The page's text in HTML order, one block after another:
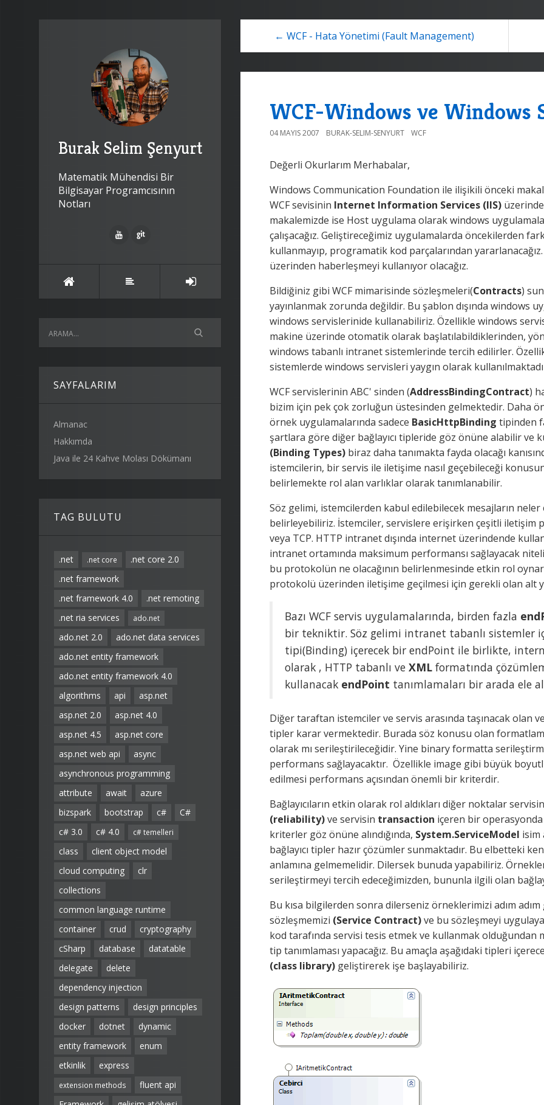
Burak Selim Şenyurt
Matematik Mühendisi Bir
Bilgisayar Programcısının
Notları
SAYFALARIM
Almanac
Hakkımda
Java ile 24 Kahve Molası Dökümanı
TAG BULUTU
.net .net core
.net core 2.0
.net framework
.net framework 4.0
.net remoting
.net ria services
ado.net
ado.net 2.0
ado.net data services
ado.net entity framework
ado.net entity framework 4.0
algorithms
api
asp.net
asp.net 2.0
asp.net 4.0
asp.net 4.5
asp.net core
asp.net web api
async
asynchronous programming
attribute
await
azure
bizspark
bootstrap c#
C#
c# 3.0
c# 4.0 c# temelleri
class
client object model
cloud computing
clr
collections
common language runtime
container
crud
cryptography
cSharp
database
datatable
delegate
delete
dependency injection
design patterns
design principles
docker
dotnet
dynamic
entity framework
enum
etkinlik
express
extension methods
fluent api
← WCF - Hata Yönetimi (Fault Management)
WCF-Windows ve Windows
04 MAYIS 2007 BURAK-SELIM-SENYURT WCF
Değerli Okurlarım Merhabalar,
Windows Communication Foundation ile ilişikili önceki
WCF sevisinin Internet Information Services (IIS)
makalemizde ise Host uygulama olarak windows
çalışacağız. Geliştireceğimiz uygulamalarda öncekilerden
kullanmayıp, programatik kod parçalarından
üzerinden haberleşmeyi kullanıyor olacağız.
Bildiğiniz gibi WCF mimarisinde sözleşmeleri(Contracts)
yayınlanmak zorunda değildir. Bu şablon dışında windows
windows servislerinide kullanabiliriz. Özellikle windows
makine üzerinde otomatik olarak başlatılabildiklerinden,
windows tabanlı intranet sistemlerinde tercih edilirler.
sistemlerde windows servisleri yaygın olarak
WCF servislerinin ABC' sinden (AddressBindingContract)
bizim için pek çok zorluğun üstesinden gelmektedir. Daha
örnek uygulamalarında sadece BasicHttpBinding tipinden
şartlara göre diğer bağlayıcı tipleride göz önüne alabilir ve
(Binding Types) biraz daha tanımakta fayda olacağı
istemcilerin, bir servis ile iletişime nasıl geçebileceği
belirlemekte rol alan varlıklar olarak tanımlanabilir.
Söz gelimi, istemcilerden kabul edilebilecek mesajların neler
belirleyebiliriz. İstemciler, servislere erişirken çeşitli iletişim
veya TCP. HTTP intranet dışında internet üzerindende
intranet ortamında maksimum performansı sağlayacak
bu protokolün ne olacağının belirlenmesinde etkin rol
protokolü üzerinden iletişime geçilmesi için gerekli olan alt
Bazı WCF servis uygulamalarında, birden fazla
bir tekniktir. Söz gelimi intranet tabanlı sistemler
tipi(Binding) içerecek bir endPoint ile birlikte,
olarak , HTTP tabanlı ve XML formatında
kullanacak endPoint tanımlamaları bir arada ele
Diğer taraftan istemciler ve servis arasında taşınacak olan
tipler karar vermektedir. Burada söz konusu olan
olarak mı serileştirileceğidir. Yine binary formatta
performans sağlayacaktır. Özellikle image gibi büyük
edilmesi performans açısından önemli bir kriterdir.
Bağlayıcıların etkin olarak rol aldıkları diğer noktalar
(reliability)ve servisin transaction içeren bir operasyonda
kriterler göz önüne alındığında, System.ServiceModel isim
bağlayıcı tipler hazır çözümler sunmaktadır. Bu elbetteki
anlamına gelmemelidir. Dilersek bunuda yapabiliriz.
serileştirmeyi tercih edeceğimizden, bununla ilgili olan
Bu kısa bilgilerden sonra dilerseniz örneklerimizi adım
sözleşmemizi (Service Contract)ve bu sözleşmeyi
kod tarafında servisi tesis etmek ve kullanmak
tip tanımlaması yapacağız. Bu amaçla aşağıdaki tipleri
(class library) geliştirerek işe başlayabiliriz.